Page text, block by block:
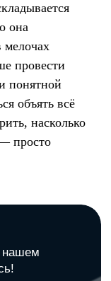
она
мелочах
провести
понятной
объять всё
насколько
просто